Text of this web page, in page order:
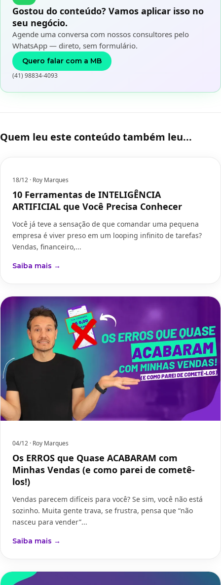
Gostou do conteúdo? Vamos aplicar isso no
seu negócio.
Agende uma conversa com nossos consultores pelo
WhatsApp — direto, sem formulário.
Quero falar com a MB
(41) 98834-4093
Quem leu este conteúdo também leu...
18/12 · Roy Marques
10 Ferramentas de INTELIGÊNCIA
ARTIFICIAL que Você Precisa Conhecer
Você já teve a sensação de que comandar uma pequena
empresa é viver preso em um looping infinito de tarefas?
Vendas, financeiro,...
Saiba mais →
04/12 · Roy Marques
Os ERROS que Quase ACABARAM com
Minhas Vendas (e como parei de cometê-
los!)
Vendas parecem difíceis para você? Se sim, você não está
sozinho. Muita gente trava, se frustra, pensa que “não
nasceu para vender”...
Saiba mais →